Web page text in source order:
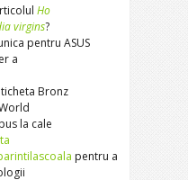
Ho
virgins?
pentru ASUS
a
Bronz
la cale
pentru a